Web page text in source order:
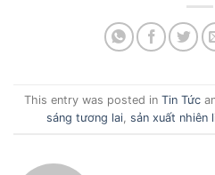
This entry was posted in Tin Tức
sáng tương lai, sản xuất nhiên